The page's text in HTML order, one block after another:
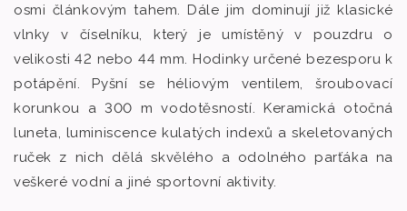
osmi článkovým tahem. Dále jim dominují již klasické
vlnky v číselníku, který je umístěný v pouzdru o
velikosti 42 nebo 44 mm. Hodinky určené bezesporu k
potápění. Pyšní se héliovým ventilem, šroubovací
korunkou a 300 m vodotěsností. Keramická otočná
luneta, luminiscence kulatých indexů a skeletovaných
ruček z nich dělá skvělého a odolného parťáka na
veškeré vodní a jiné sportovní aktivity.